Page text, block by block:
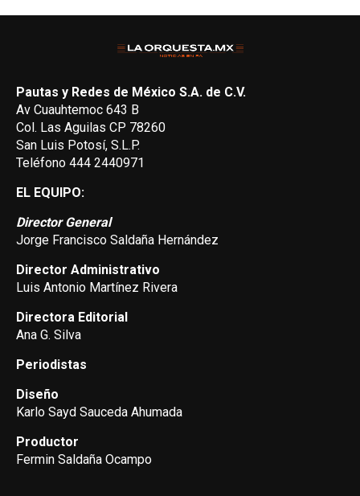
Pautas y Redes de México S.A. de C.V.
Av Cuauhtemoc 643 B
Col. Las Aguilas CP 78260
San Luis Potosí, S.L.P.
Teléfono 444 2440971
EL EQUIPO:
Director General
Jorge Francisco Saldaña Hernández
Director Administrativo
Luis Antonio Martínez Rivera
Directora Editorial
Ana G. Silva
Periodistas
Diseño
Karlo Sayd Sauceda Ahumada
Productor
Fermin Saldaña Ocampo